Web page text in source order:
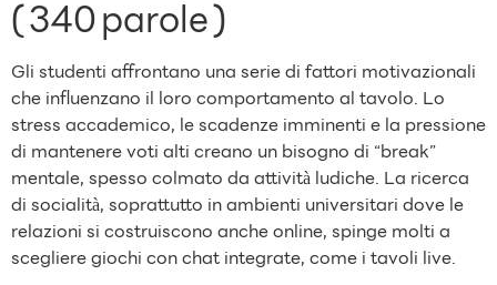
( 340 parole )
Gli studenti affrontano una serie di fattori motivazionali
che influenzano il loro comportamento al tavolo. Lo
stress accademico, le scadenze imminenti e la pressione
di mantenere voti alti creano un bisogno di “break”
mentale, spesso colmato da attività ludiche. La ricerca
di socialità, soprattutto in ambienti universitari dove le
relazioni si costruiscono anche online, spinge molti a
scegliere giochi con chat integrate, come i tavoli live.